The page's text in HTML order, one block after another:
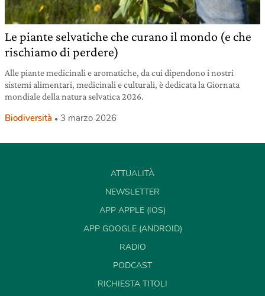
Le piante selvatiche che curano il mondo (e che
rischiamo di perdere)
Alle piante medicinali e aromatiche, da cui dipendono i nostri
sistemi alimentari, medicinali e culturali, è dedicata la Giornata
mondiale della natura selvatica 2026.
Biodiversità 3 marzo 2026
ATTUALITÀ
NEWSLETTER
APP APPLE (IOS)
APP GOOGLE (ANDROID)
RADIO
PODCAST
RICHIESTA TITOLI